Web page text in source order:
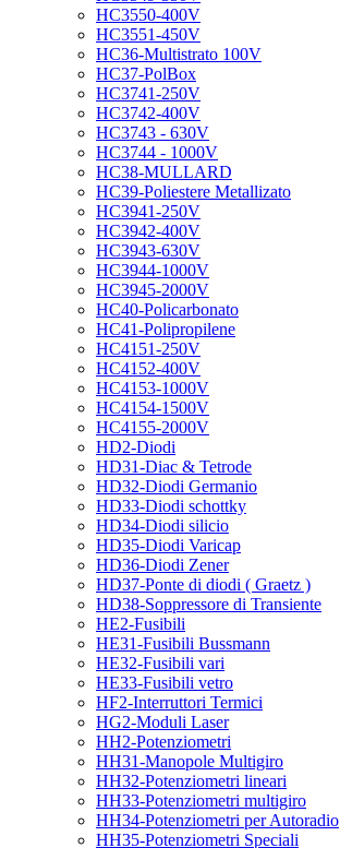
HC3550-400V
HC3551-450V
HC36-Multistrato 100V
HC37-PolBox
HC3741-250V
HC3742-400V
HC3743 - 630V
HC3744 - 1000V
HC38-MULLARD
HC39-Poliestere Metallizato
HC3941-250V
HC3942-400V
HC3943-630V
HC3944-1000V
HC3945-2000V
HC40-Policarbonato
HC41-Polipropilene
HC4151-250V
HC4152-400V
HC4153-1000V
HC4154-1500V
HC4155-2000V
HD2-Diodi
HD31-Diac & Tetrode
HD32-Diodi Germanio
HD33-Diodi schottky
HD34-Diodi silicio
HD35-Diodi Varicap
HD36-Diodi Zener
HD37-Ponte di diodi ( Graetz )
HD38-Soppressore di Transiente
HE2-Fusibili
HE31-Fusibili Bussmann
HE32-Fusibili vari
HE33-Fusibili vetro
HF2-Interruttori Termici
HG2-Moduli Laser
HH2-Potenziometri
HH31-Manopole Multigiro
HH32-Potenziometri lineari
HH33-Potenziometri multigiro
HH34-Potenziometri per Autoradio
HH35-Potenziometri Speciali